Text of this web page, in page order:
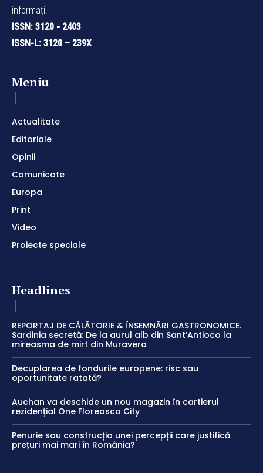
informați.
ISSN: 3120 - 2403
ISSN-L: 3120 – 239X
Meniu
Actualitate
Editoriale
Opinii
Comunicate
Europa
Print
Video
Proiecte speciale
Headlines
REPORTAJ DE CĂLĂTORIE & ÎNSEMNĂRI GASTRONOMICE.
Sardinia secretă: De la aurul alb din Sant’Antioco la
mireasma de mirt din Muravera
Decuplarea de fondurile europene: risc sau
oportunitate ratată?
Auchan va deschide un nou magazin în cartierul
rezidențial One Floreasca City
Penurie sau construcția unei percepții care justifică
prețuri mai mari în România?